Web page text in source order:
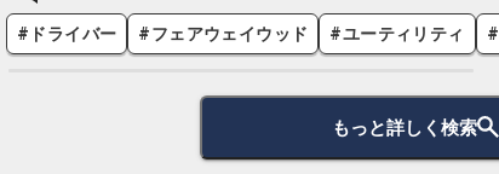
# ドライバー #フェアウェイウッド #ユーティリティ #
もっと詳しく検索